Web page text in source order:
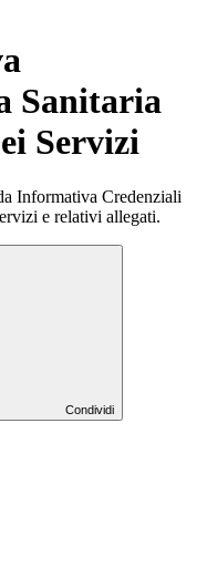
Sanitaria
Servizi
Informativa Credenziali
e relativi allegati.
Condividi